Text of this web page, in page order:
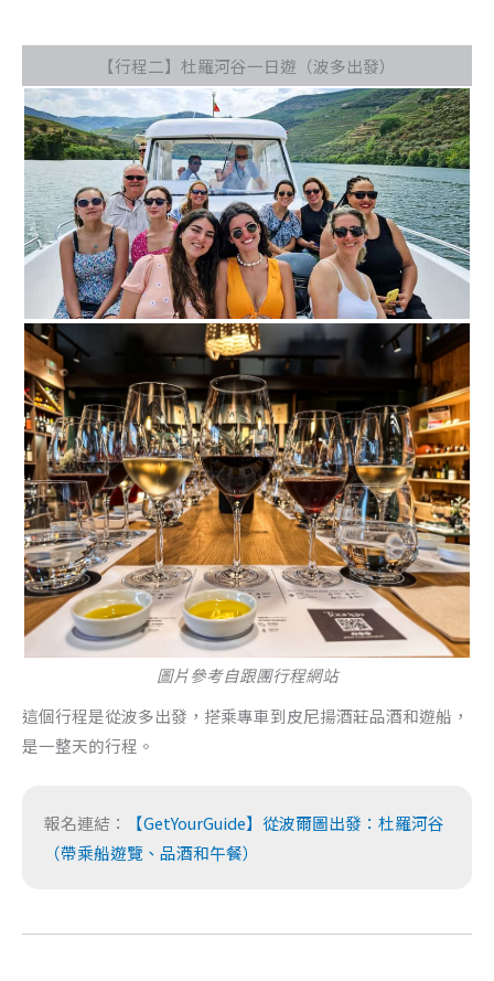
【行程二】杜羅河谷一日遊（波多出發）
圖片參考自跟團行程網站
這個行程是從波多出發，搭乘專車到皮尼揚酒莊品酒和遊船，
是一整天的行程。
報名連結：
【GetYourGuide】從波爾圖出發：杜羅河谷
（帶乘船遊覽、品酒和午餐）